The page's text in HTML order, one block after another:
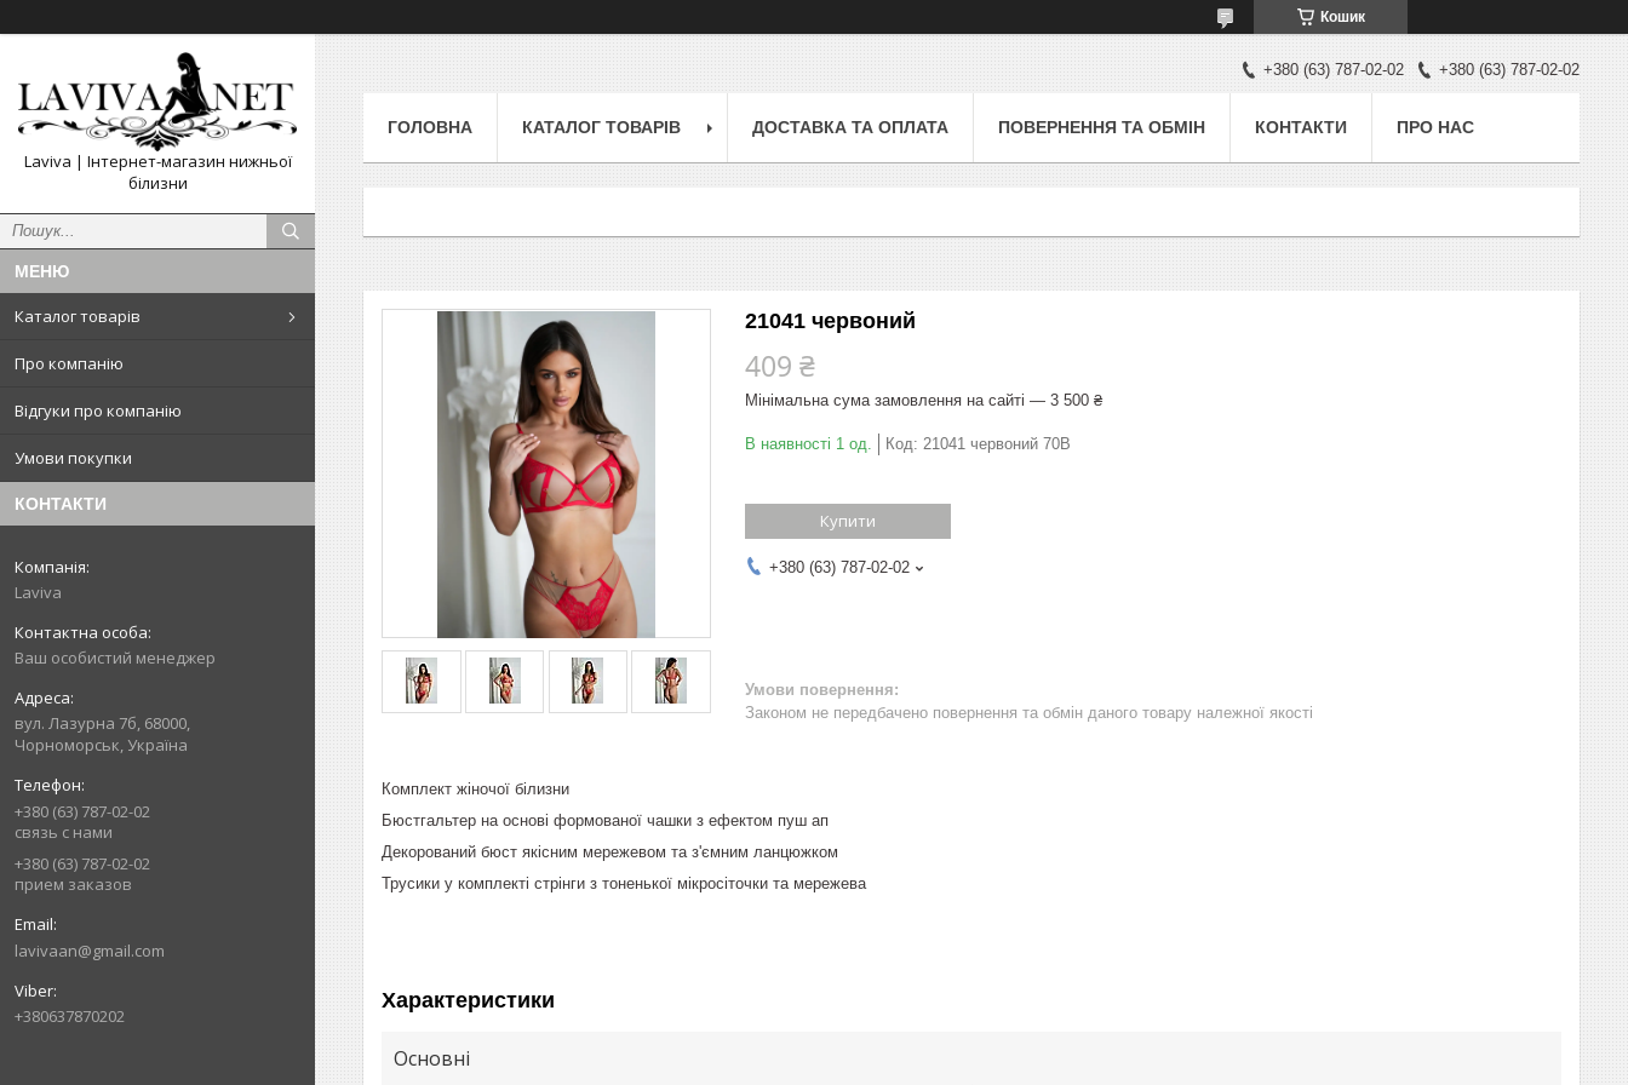
Кошик
Laviva | Інтернет-магазин нижньої
білизни
Каталог товарів
Про компанію
Відгуки про компанію
Умови покупки
КОНТАКТИ
Laviva
Ваш особистий менеджер
вул. Лазурна 7б, 68000,
Чорноморськ, Україна
+380 (63) 787-02-02
связь с нами
+380 (63) 787-02-02
прием заказов
lavivaan@gmail.com
+380637870202
+380 (63) 787-02-02 +380 (63) 787-02-02
ГОЛОВНА КАТАЛОГ ТОВАРІВ ДОСТАВКА ТА ОПЛАТА ПОВЕРНЕННЯ ТА ОБМІН КОНТАКТИ ПРО НАС
21041 червоний
409 ₴
Мінімальна сума замовлення на сайті — 3 500 ₴
В наявності 1 од. Код: 21041 червоний 70В
Купити
+380 (63) 787-02-02
Законом не передбачено повернення та обмін даного товару належної якості
Комплект жіночої білизни
Бюстгальтер на основі формованої чашки з ефектом пуш ап
Декорований бюст якісним мережевом та з'ємним ланцюжком
Трусики у комплекті стрінги з тоненької мікросіточки та мережева
Характеристики
Основні